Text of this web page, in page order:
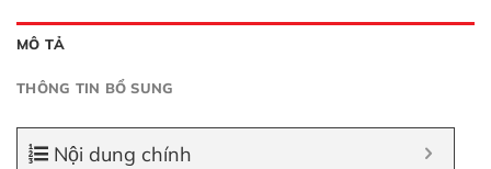
MÔ TẢ
THÔNG TIN BỔ SUNG
Nội dung chính